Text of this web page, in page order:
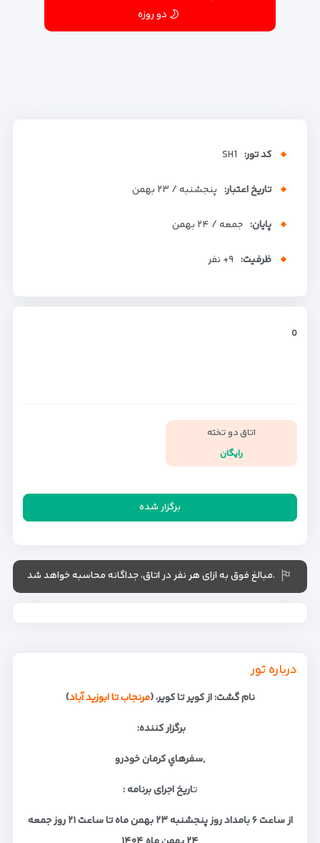
دو روزه
کد تور: SH1
تاریخ اعتبار: پنجشنبه / ۲۳ بهمن
پایان: جمعه / ۲۴ بهمن
ظرفیت: +۹ نفر
0
اتاق دو تخته
رایگان
برگزار شده
.مبالغ فوق به ازای هر نفر در اتاق، جداگانه محاسبه خواهد شد
درباره تور
نام گشت: از کویر تا کویر، (مرنجاب تا ابوزید آباد)
برگزار كننده:
,سفرهاي كرمان خودرو
تاریخ اجرای برنامه :
از ساعت ۶ بامداد روز پنجشنبه ۲۳ بهمن ماه تا ساعت ۲۱ روز جمعه